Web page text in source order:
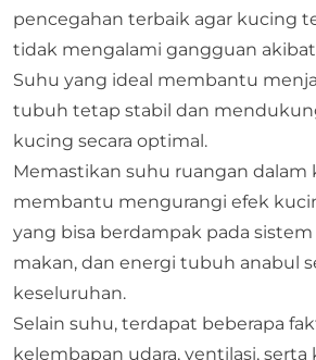
pencegahan terbaik agar kucing
tidak mengalami gangguan
Suhu yang ideal membantu
tubuh tetap stabil dan
kucing secara optimal.
Memastikan suhu ruangan dalam
membantu mengurangi efek
yang bisa berdampak pada
makan, dan energi tubuh anabul
keseluruhan.
Selain suhu, terdapat beberapa
kelembapan udara, ventilasi, serta